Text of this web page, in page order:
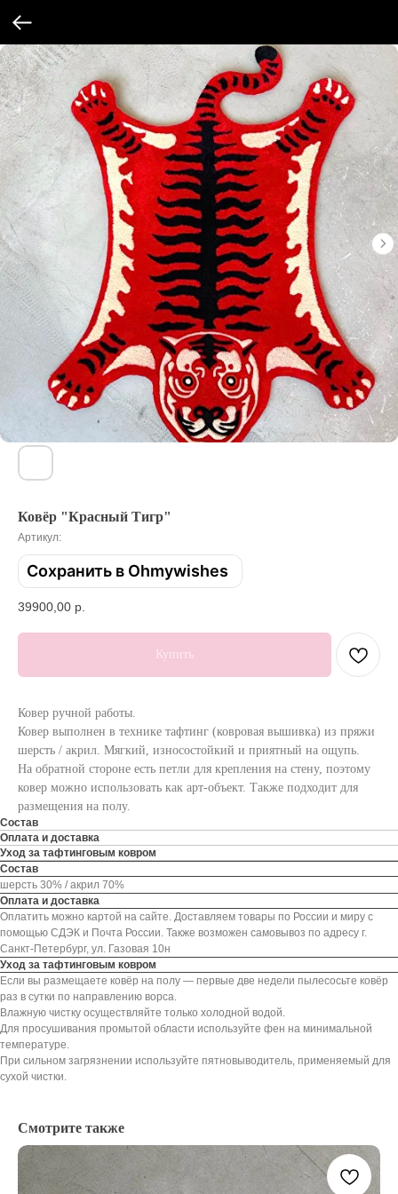
Ковёр "Красный Тигр"
Артикул:
Сохранить в Ohmywishes
39900,00 р.
Купить
Ковер ручной работы.
Ковер выполнен в технике тафтинг (ковровая вышивка) из пряжи
шерсть / акрил. Мягкий, износостойкий и приятный на ощупь.
На обратной стороне есть петли для крепления на стену, поэтому
ковер можно использовать как арт-объект. Также подходит для
размещения на полу.
Состав
Оплата и доставка
Уход за тафтинговым ковром
Состав
шерсть 30% / акрил 70%
Оплата и доставка
Оплатить можно картой на сайте. Доставляем товары по России и миру с
помощью СДЭК и Почта России. Также возможен самовывоз по адресу г.
Санкт-Петербург, ул. Газовая 10н
Уход за тафтинговым ковром
Если вы размещаете ковёр на полу — первые две недели пылесосьте ковёр
раз в сутки по направлению ворса.
Влажную чистку осуществляйте только холодной водой.
Для просушивания промытой области используйте фен на минимальной
температуре.
При сильном загрязнении используйте пятновыводитель, применяемый для
сухой чистки.
Смотрите также